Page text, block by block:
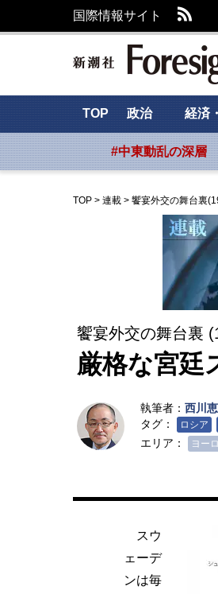
国際情報サイト
TOP 政治 経済
#中東動乱の深層
TOP > 連載 > 饗宴外交の舞台裏
饗宴外交の舞台裏
厳格な宮廷
執筆者： 西川恵
タグ：
ロシア
エリア： ヨー
スウ
ェーデ
ンは毎